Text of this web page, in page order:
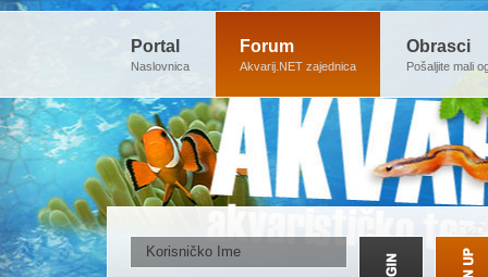
Portal
Naslovnica
Forum
Akvarij.NET zajednica
Obrasci
Pošaljite mali